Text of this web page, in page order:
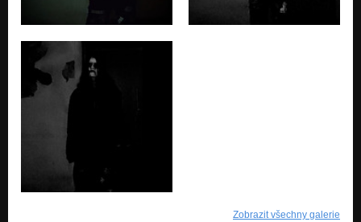
Zobrazit všechny galerie